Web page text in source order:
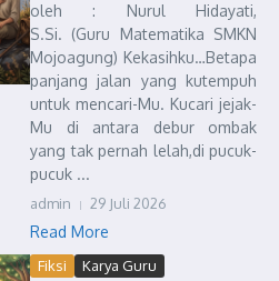
oleh : Nurul Hidayati,
S.Si. (Guru Matematika SMKN
Mojoagung) Kekasihku…Betapa
panjang jalan yang kutempuh
untuk mencari-Mu. Kucari jejak-
Mu di antara debur ombak
yang tak pernah lelah,di pucuk-
pucuk ...
admin 29 Juli 2026
Read More
Fiksi Karya Guru